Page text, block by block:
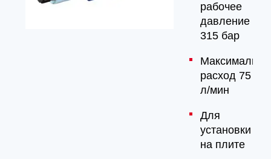
рабочее
давление
315 бар
расход 75
л/мин
Для
установки
на плите